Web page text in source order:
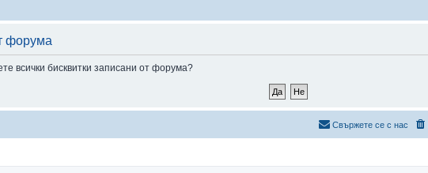
форума
всички бисквитки записани от форума?
Свържете се с нас